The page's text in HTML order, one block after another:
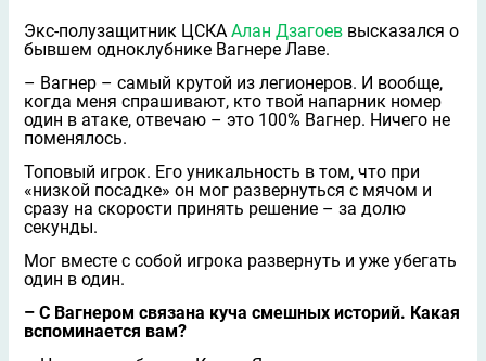
Экс-полузащитник ЦСКА Алан Дзагоев высказался о
бывшем одноклубнике Вагнере Лаве.
– Вагнер – самый крутой из легионеров. И вообще,
когда меня спрашивают, кто твой напарник номер
один в атаке, отвечаю – это 100% Вагнер. Ничего не
поменялось.
Топовый игрок. Его уникальность в том, что при
«низкой посадке» он мог развернуться с мячом и
сразу на скорости принять решение – за долю
секунды.
Мог вместе с собой игрока развернуть и уже убегать
один в один.
– С Вагнером связана куча смешных историй. Какая
вспоминается вам?